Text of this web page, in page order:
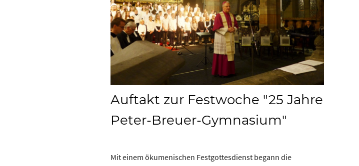
Auftakt zur Festwoche "25 Jahre
Peter-Breuer-Gymnasium"
Mit einem ökumenischen Festgottesdienst begann die